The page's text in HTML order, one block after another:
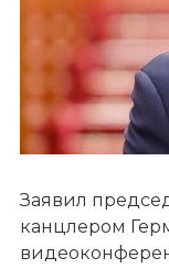
Заявил
канцлером